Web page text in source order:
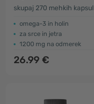
skupaj 270 mehkih kapsul
omega-3 in holin
za srce in jetra
1200 mg na odmerek
26.99 €